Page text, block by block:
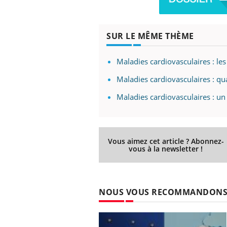
SUR LE MÊME THÈME
Maladies cardiovasculaires :
Maladies cardiovasculaires :
Maladies cardiovasculaires :
Vous aimez cet article ? Abonnez-
vous à la newsletter !
NOUS VOUS RECOMMANDONS
Carence en fer : comprendre pour
Youtube
Fatigue, irritabilité, brouillard mental ou
carence en fer sont multiples ce qui la rend